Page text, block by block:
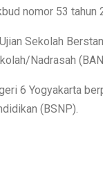
nomor 53 tahun
Sekolah
Nadrasah
6 Yogyakarta
(BSNP).